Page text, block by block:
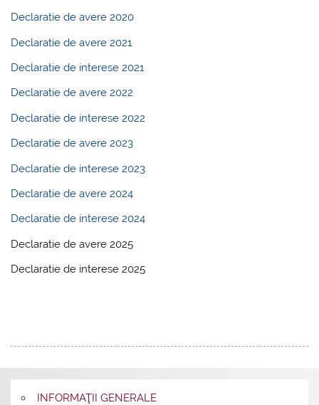
Declaratie de avere 2020
Declaratie de avere 2021
Declaratie de interese 2021
Declaratie de avere 2022
Declaratie de interese 2022
Declaratie de avere 2023
Declaratie de interese 2023
Declaratie de avere 2024
Declaratie de interese 2024
Declaratie de avere 2025
Declaratie de interese 2025
INFORMAŢII GENERALE